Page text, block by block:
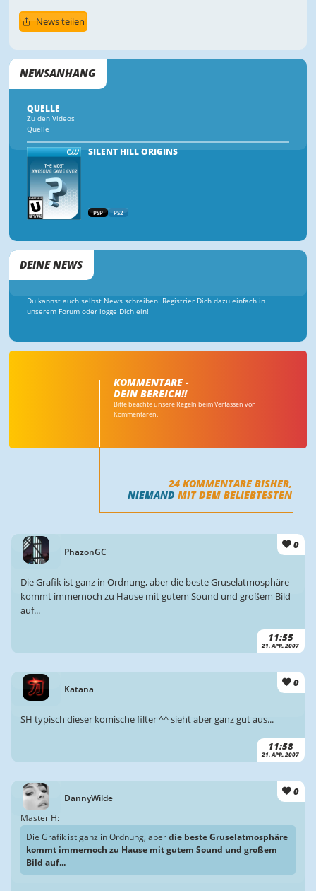
News teilen
NEWSANHANG
QUELLE
Zu den Videos
Quelle
SILENT HILL ORIGINS
PSP PS2
DEINE NEWS
Du kannst auch selbst News schreiben. Registrier Dich dazu einfach in
unserem Forum oder logge Dich ein!
KOMMENTARE -
DEIN BEREICH!!
Bitte beachte unsere Regeln beim Verfassen von
Kommentaren.
24 KOMMENTARE BISHER,
NIEMAND MIT DEM BELIEBTESTEN
PhazonGC
0
11:55
21. APR. 2007
Die Grafik ist ganz in Ordnung, aber die beste Gruselatmosphäre
kommt immernoch zu Hause mit gutem Sound und großem Bild
auf...
Katana
0
11:58
21. APR. 2007
SH typisch dieser komische filter ^^ sieht aber ganz gut aus...
DannyWilde
0
Master H:
Die Grafik ist ganz in Ordnung, aber die beste Gruselatmosphäre
kommt immernoch zu Hause mit gutem Sound und großem
Bild auf...